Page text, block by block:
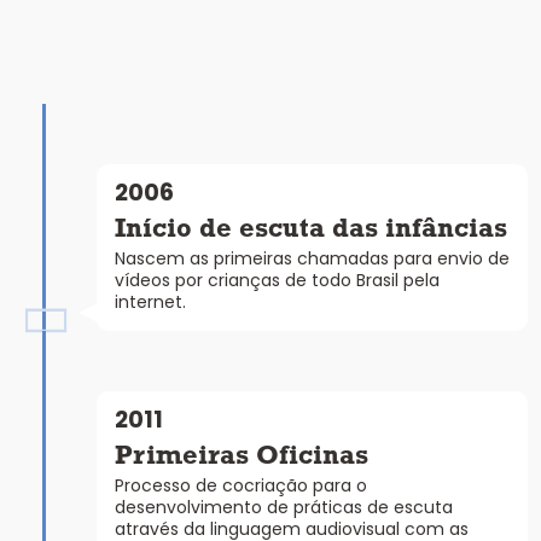
2006
Início de escuta das infâncias
Nascem as primeiras chamadas para envio de
vídeos por crianças de todo Brasil pela
internet.
2011
Primeiras Oficinas
Processo de cocriação para o
desenvolvimento de práticas de escuta
através da linguagem audiovisual com as